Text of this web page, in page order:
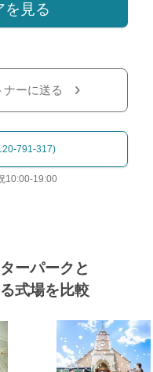
付】
フェア一覧
を見る
ナーに送る
791-317)
10:00-19:00
ーパークと
式場を比較